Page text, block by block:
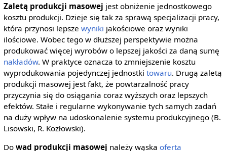
Zaletą produkcji masowej jest obniżenie jednostkowego
kosztu produkcji. Dzieje się tak za sprawą specjalizacji pracy,
która przynosi lepsze wyniki jakościowe oraz wyniki
ilościowe. Wobec tego w dłuższej perspektywie można
produkować więcej wyrobów o lepszej jakości za daną sumę
nakładów. W praktyce oznacza to zmniejszenie kosztu
wyprodukowania pojedynczej jednostki towaru. Drugą zaletą
produkcji masowej jest fakt, że powtarzalność pracy
przyczynia się do osiągania coraz wyższych oraz lepszych
efektów. Stałe i regularne wykonywanie tych samych zadań
na duży wpływ na udoskonalenie systemu produkcyjnego (B.
Lisowski, R. Kozłowski).
Do wad produkcji masowej należy wąska oferta